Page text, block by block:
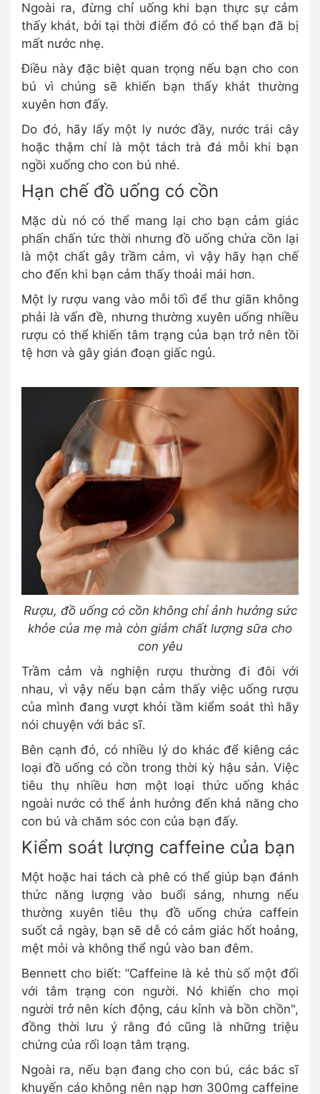
Ngoài ra, đừng chỉ uống khi bạn thực sự cảm
thấy khát, bởi tại thời điểm đó có thể bạn đã bị
mất nước nhẹ.
Điều này đặc biệt quan trọng nếu bạn cho con
bú vì chúng sẽ khiến bạn thấy khát thường
xuyên hơn đấy.
Do đó, hãy lấy một ly nước đầy, nước trái cây
hoặc thậm chí là một tách trà đá mỗi khi bạn
ngồi xuống cho con bú nhé.
Hạn chế đồ uống có cồn
Mặc dù nó có thể mang lại cho bạn cảm giác
phấn chấn tức thời nhưng đồ uống chứa cồn lại
là một chất gây trầm cảm, vì vậy hãy hạn chế
cho đến khi bạn cảm thấy thoải mái hơn.
Một ly rượu vang vào mỗi tối để thư giãn không
phải là vấn đề, nhưng thường xuyên uống nhiều
rượu có thể khiến tâm trạng của bạn trở nên tồi
tệ hơn và gây gián đoạn giấc ngủ.
Rượu, đồ uống có cồn không chỉ ảnh hưởng sức
khỏe của mẹ mà còn giảm chất lượng sữa cho
con yêu
Trầm cảm và nghiện rượu thường đi đôi với
nhau, vì vậy nếu bạn cảm thấy việc uống rượu
của mình đang vượt khỏi tầm kiểm soát thì hãy
nói chuyện với bác sĩ.
Bên cạnh đó, có nhiều lý do khác để kiêng các
loại đồ uống có cồn trong thời kỳ hậu sản. Việc
tiêu thụ nhiều hơn một loại thức uống khác
ngoài nước có thể ảnh hưởng đến khả năng cho
con bú và chăm sóc con của bạn đấy.
Kiểm soát lượng caffeine của bạn
Một hoặc hai tách cà phê có thể giúp bạn đánh
thức năng lượng vào buổi sáng, nhưng nếu
thường xuyên tiêu thụ đồ uống chứa caffein
suốt cả ngày, bạn sẽ dễ có cảm giác hốt hoảng,
mệt mỏi và không thể ngủ vào ban đêm.
Bennett cho biết: “Caffeine là kẻ thù số một đối
với tâm trạng con người. Nó khiến cho mọi
người trở nên kích động, cáu kỉnh và bồn chồn",
đồng thời lưu ý rằng đó cũng là những triệu
chứng của rối loạn tâm trạng.
Ngoài ra, nếu bạn đang cho con bú, các bác sĩ
khuyến cáo không nên nạp hơn 300mg caffeine